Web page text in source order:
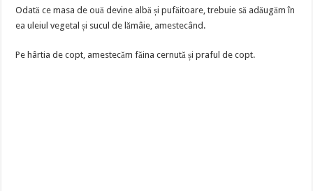
Odată ce masa de ouă devine albă și pufăitoare, trebuie să adăugăm în
ea uleiul vegetal și sucul de lămâie, amestecând.
Pe hârtia de copt, amestecăm făina cernută și praful de copt.